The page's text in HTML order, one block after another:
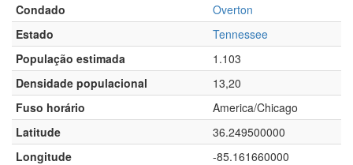
Condado
Overton
Estado
Tennessee
População estimada
1.103
Densidade populacional
13,20
Fuso horário
America/Chicago
Latitude
36.249500000
Longitude
-85.161660000